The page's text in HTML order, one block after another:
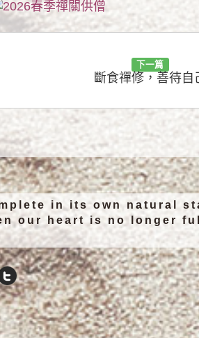
下一篇
斷食禪修，善待自
in its own natural
our heart is no longer